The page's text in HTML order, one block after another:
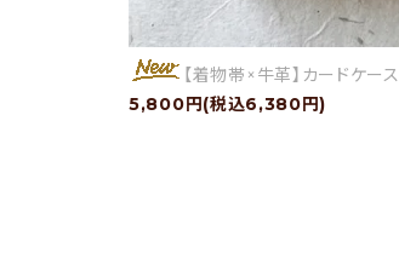
【着物帯×牛革】カードケース
5,800円(税込6,380円)